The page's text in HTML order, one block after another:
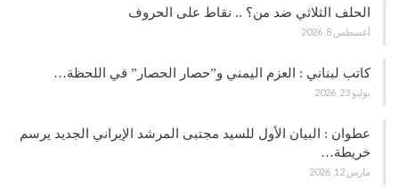
الحلف الثلاثي ضد من؟ .. نقاط على الحروف
أغسطس 8, 2026
كاتب لبناني : العزم اليمني و”حصار الحصار” في اللحظة…
يوليو 23, 2026
عطوان : البيان الأول للسيد مجتبى المرشد الإيراني الجديد يرسم
خريطة…
مارس 12, 2026